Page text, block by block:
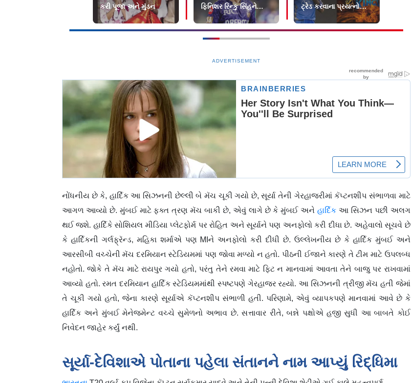
કરી પૂજા અને મુંડન
ફિનિશર રિન્કુ સિંહને
મળશે?
ટ્રેડ કરવાના પ્રયત્નોના
અહેવાલ
ADVERTISEMENT
નોંધનીય છે કે, હાર્દિક આ સિઝનની છેલ્લી બે મૅચ ચૂકી ગયો છે, સૂર્યા તેની ગેરહાજરીમાં કૅપ્ટનશીપ સંભાળવા માટે
આગળ આવ્યો છે. મુંબઈ માટે ફક્ત ત્રણ મૅચ બાકી છે, એવું લાગે છે કે મુંબઈ અનેહાર્દિક આ સિઝન પછી અલગ
થઈ જશે. હાર્દિકે સોશિયલ મીડિયા પ્લેટફોર્મ પર રોહિત અને સૂર્યાને પણ અનફોલો કરી દીધા છે. અહેવાલો સૂચવે છે
કે હાર્દિકની ગર્લફ્રૅન્ડ, મહિકા શર્માએ પણ MIને અનફોલો કરી દીધી છે. ઉલ્લેખનીય છે કે હાર્દિક મુંબઈ અને
આરસીબી વચ્ચેની મૅચ દરમિયાન સ્ટેડિયમમાં પણ જોવા મળ્યો ન હતો. પીઠની ઈજાને કારણે તે ટીમ માટે ઉપલબ્ધ
નહોતો. જોકે તે મૅચ માટે રાયપુર ગયો હતો, પરંતુ તેને રમવા માટે ફિટ ન માનવામાં આવતા તેને બાજુ પર રાખવામાં
આવ્યો હતો. રમત દરમિયાન હાર્દિક સ્ટેડિયમમાંથી સ્પષ્ટપણે ગેરહાજર રહ્યો. આ સિઝનની ત્રીજી મૅચ હતી જેમાં
તે ચૂકી ગયો હતો, જેના કારણે સૂર્યાએ કૅપ્ટનશીપ સંભાળી હતી. પરિણામે, એવું વ્યાપકપણે માનવામાં આવે છે કે
હાર્દિક અને મુંબઈ મેનેજમેન્ટ વચ્ચે સુમેળનો અભાવ છે. સત્તાવાર રીતે, બન્ને પક્ષોએ હજી સુધી આ બાબતે કોઈ
નિવેદન જાહેર કર્યું નથી.
સૂર્યા-દેવિશાએ પોતાના પહેલા સંતાનને નામ આપ્યું રિદ્ધિમા